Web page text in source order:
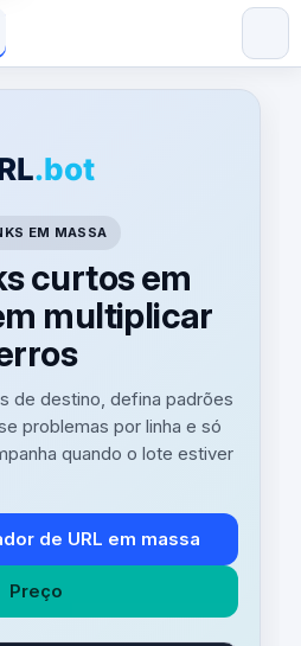
EM MASSA
curtos em
multiplicar
de destino, defina padrões
problemas por linha e só
quando o lote estiver
de URL em massa
Preço